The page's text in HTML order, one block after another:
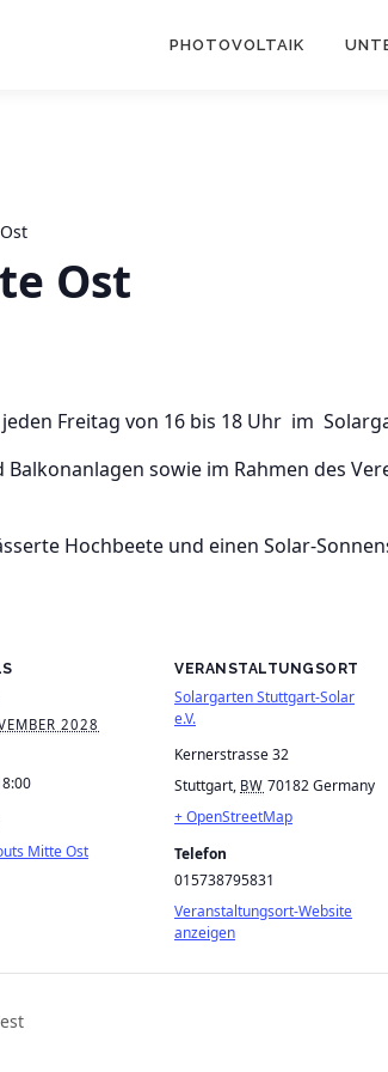
PHOTOVOLTAIK
Ost
Freitag von 16 bis 18 Uhr im
sowie im Rahmen des
Hochbeete und einen Solar-
2028
Mitte Ost
VERANSTALTUNGSORT
Solargarten Stuttgart-Solar
e.V.
Kernerstrasse 32
Stuttgart, BW 70182Germany
+ OpenStreetMap
Telefon
015738795831
Veranstaltungsort-Website
anzeigen